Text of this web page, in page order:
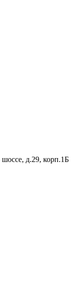
д.29, корп.1Б